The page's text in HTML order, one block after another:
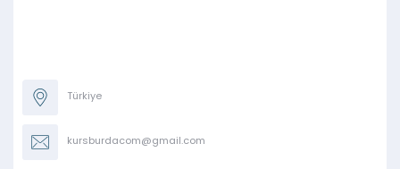
Türkiye
kursburdacom@gmail.com